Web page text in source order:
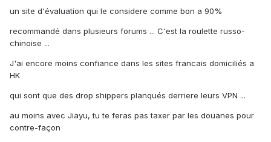
un site d'évaluation qui le considere comme bon a 90%
recommandé dans plusieurs forums ... C'est la roulette russo-
chinoise ...
J'ai encore moins confiance dans les sites francais domiciliés a
HK
qui sont que des drop shippers planqués derriere leurs VPN ...
au moins avec Jiayu, tu te feras pas taxer par les douanes pour
contre-façon